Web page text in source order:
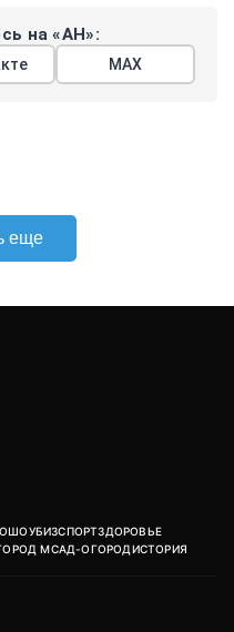
на «АН»:
МАХ
еще
ШОУБИЗСПОРТЗДОРОВЬЕ
МСАД-ОГОРОДИСТОРИЯ